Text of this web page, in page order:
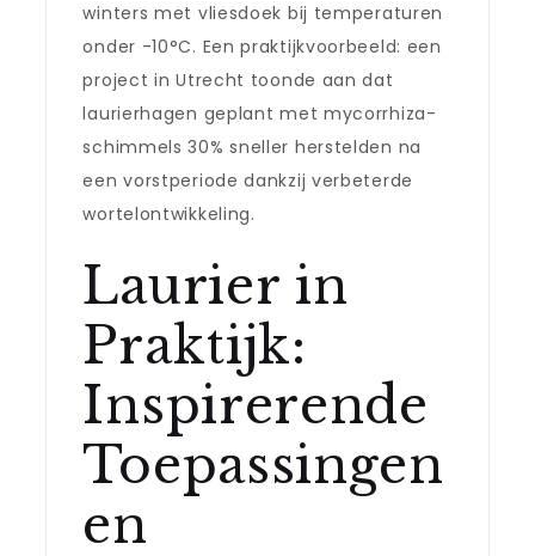
winters met vliesdoek bij temperaturen
onder -10°C. Een praktijkvoorbeeld: een
project in Utrecht toonde aan dat
laurierhagen geplant met mycorrhiza-
schimmels 30% sneller herstelden na
een vorstperiode dankzij verbeterde
wortelontwikkeling.
Laurier in
Praktijk:
Inspirerende
Toepassingen
en